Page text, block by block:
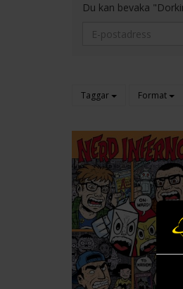
Du kan bevaka
Taggar Format